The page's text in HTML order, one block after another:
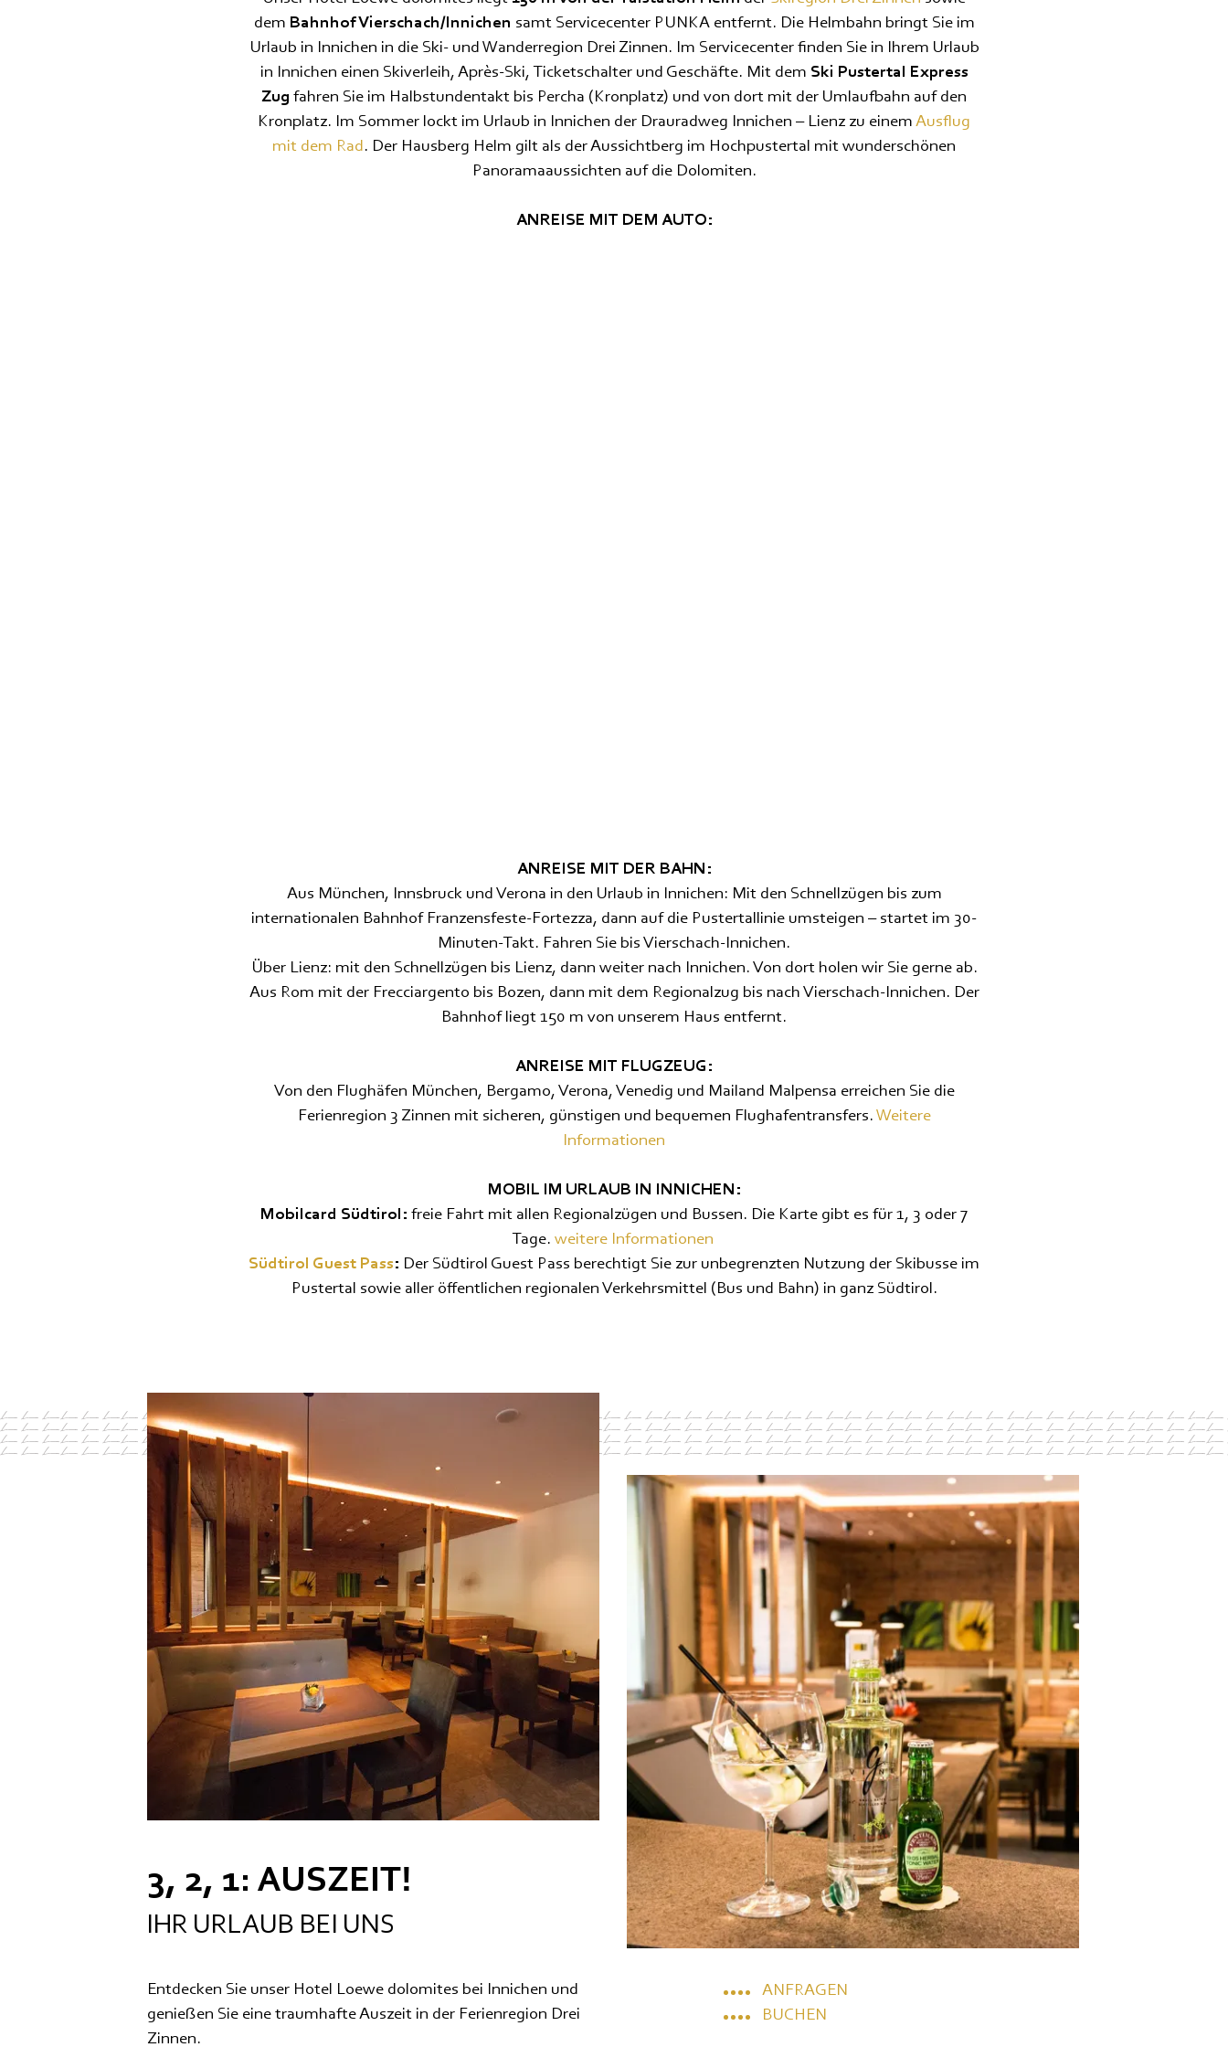
dem Bahnhof Vierschach/Innichen samt Servicecenter PUNKA entfernt. Die Helmbahn bringt Sie im
Urlaub in Innichen in die Ski- und Wanderregion Drei Zinnen. Im Servicecenter finden Sie in Ihrem Urlaub
in Innichen einen Skiverleih, Après-Ski, Ticketschalter und Geschäfte. Mit dem Ski Pustertal Express
Zug fahren Sie im Halbstundentakt bis Percha (Kronplatz) und von dort mit der Umlaufbahn auf den
Kronplatz. Im Sommer lockt im Urlaub in Innichen der Drauradweg Innichen – Lienz zu einem Ausflug
mit dem Rad. Der Hausberg Helm gilt als der Aussichtberg im Hochpustertal mit wunderschönen
Panoramaaussichten auf die Dolomiten.
ANREISE MIT DEM AUTO:
ANREISE MIT DER BAHN:
Aus München, Innsbruck und Verona in den Urlaub in Innichen: Mit den Schnellzügen bis zum
internationalen Bahnhof Franzensfeste-Fortezza, dann auf die Pustertallinie umsteigen – startet im 30-
Minuten-Takt. Fahren Sie bis Vierschach-Innichen.
Über Lienz: mit den Schnellzügen bis Lienz, dann weiter nach Innichen. Von dort holen wir Sie gerne ab.
Aus Rom mit der Frecciargento bis Bozen, dann mit dem Regionalzug bis nach Vierschach-Innichen. Der
Bahnhof liegt 150 m von unserem Haus entfernt.
ANREISE MIT FLUGZEUG:
Von den Flughäfen München, Bergamo, Verona, Venedig und Mailand Malpensa erreichen Sie die
Ferienregion 3 Zinnen mit sicheren, günstigen und bequemen Flughafentransfers. Weitere
Informationen
MOBIL IM URLAUB IN INNICHEN:
Mobilcard Südtirol: freie Fahrt mit allen Regionalzügen und Bussen. Die Karte gibt es für 1, 3 oder 7
Tage. weitere Informationen
Südtirol Guest Pass: Der Südtirol Guest Pass berechtigt Sie zur unbegrenzten Nutzung der Skibusse im
Pustertal sowie aller öffentlichen regionalen Verkehrsmittel (Bus und Bahn) in ganz Südtirol.
3, 2, 1: AUSZEIT!
IHR URLAUB BEI UNS
Entdecken Sie unser Hotel Loewe dolomites bei Innichen und
genießen Sie eine traumhafte Auszeit in der Ferienregion Drei
Zinnen.
ANFRAGEN
BUCHEN